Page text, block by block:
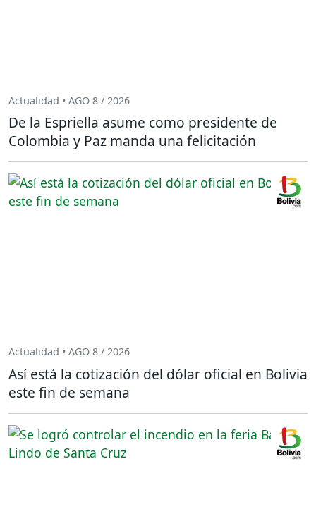
Actualidad • AGO 8 / 2026
De la Espriella asume como presidente de
Colombia y Paz manda una felicitación
Actualidad • AGO 8 / 2026
Así está la cotización del dólar oficial en Bolivia
este fin de semana